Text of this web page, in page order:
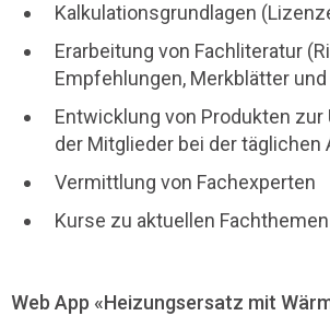
Kalkulationsgrundlagen
Erarbeitung von Fachliteratur
Empfehlungen, Merkblätter
Entwicklung von Produkten
der Mitglieder bei der täglichen
Vermittlung von Fachexperten
Kurse zu aktuellen Fachthemen
Web App «Heizungsersatz mit